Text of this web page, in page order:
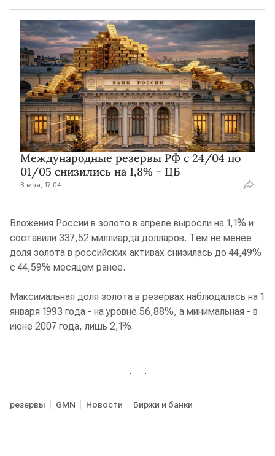
Международные резервы РФ с 24/04 по
01/05 снизились на 1,8% - ЦБ
8 мая, 17:04
Вложения России в золото в апреле выросли на 1,1% и
составили 337,52 миллиарда долларов. Тем не менее
доля золота в российских активах снизилась до 44,49%
с 44,59% месяцем ранее.
Максимальная доля золота в резервах наблюдалась на 1
января 1993 года - на уровне 56,88%, а минимальная - в
июне 2007 года, лишь 2,1%.
резервы GMN Новости Биржи и банки